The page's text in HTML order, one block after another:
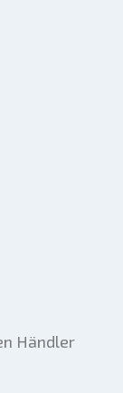
Händler